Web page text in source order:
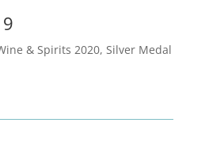
& Spirits 2020, Silver Medal